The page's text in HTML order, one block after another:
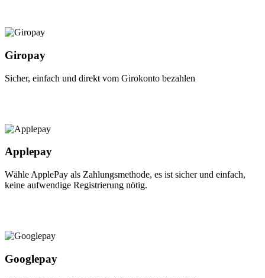
Giropay
Sicher, einfach und direkt vom Girokonto bezahlen
Applepay
Wähle ApplePay als Zahlungsmethode, es ist sicher und einfach,
keine aufwendige Registrierung nötig.
Googlepay